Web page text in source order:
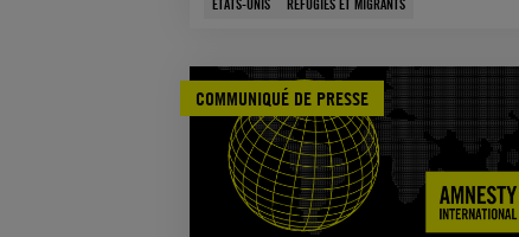
ÉTATS-UNIS RÉFUGIÉS ET MIGRANTS
COMMUNIQUÉ DE PRESSE